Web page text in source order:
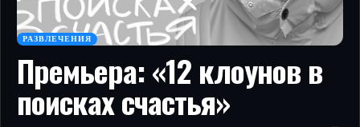
РАЗВЛЕЧЕНИЯ
Премьера: «12 клоунов в
поисках счастья»